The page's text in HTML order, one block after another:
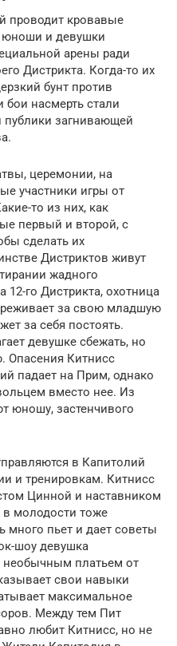
проводит кровавые
юноши и девушки
арены ради
Дистрикта. Когда-то их
бунт против
бои насмерть стали
загнивающей
церемонии, на
участники игры от
то из них, как
первый и второй, с
сделать их
Дистриктов живут
жадного
го Дистрикта, охотница
за свою младшую
за себя постоять.
девушке сбежать, но
Опасения Китнисс
падает на Прим, однако
вместо нее. Из
юношу, застенчивого
в Капитолий
и тренировкам. Китнисс
Цинной и наставником
в молодости тоже
много пьет и дает советы
шоу девушка
необычным платьем от
свои навыки
максимальное
Между тем Пит
любит Китнисс, но не